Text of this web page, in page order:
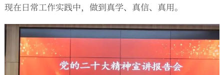
现在日常工作实践中，做到真学、真信、真用。